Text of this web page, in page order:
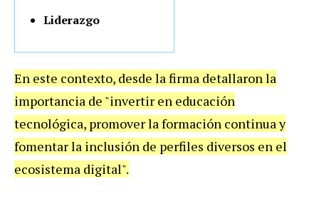
Liderazgo
En este contexto, desde la firma detallaron la
importancia de "invertir en educación
tecnológica, promover la formación continua y
fomentar la inclusión de perfiles diversos en el
ecosistema digital".